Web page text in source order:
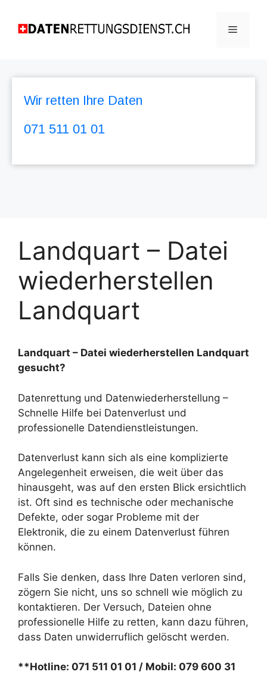
Wir retten Ihre Daten
071 511 01 01
Landquart – Datei
wiederherstellen
Landquart
Landquart – Datei wiederherstellen Landquart
gesucht?
Datenrettung und Datenwiederherstellung –
Schnelle Hilfe bei Datenverlust und
professionelle Datendienstleistungen.
Datenverlust kann sich als eine komplizierte
Angelegenheit erweisen, die weit über das
hinausgeht, was auf den ersten Blick ersichtlich
ist. Oft sind es technische oder mechanische
Defekte, oder sogar Probleme mit der
Elektronik, die zu einem Datenverlust führen
können.
Falls Sie denken, dass Ihre Daten verloren sind,
zögern Sie nicht, uns so schnell wie möglich zu
kontaktieren. Der Versuch, Dateien ohne
professionelle Hilfe zu retten, kann dazu führen,
dass Daten unwiderruflich gelöscht werden.
**Hotline: 071 511 01 01 / Mobil: 079 600 31